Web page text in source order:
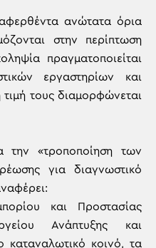
ανώτατα όρια
στην περίπτωση
πραγματοποιείται
εργαστηρίων και
τιμή τους διαμορφώνεται
«τροποποίηση των
για διαγνωστικό
και Προστασίας
Ανάπτυξης και
καταναλωτικό κοινό, τα